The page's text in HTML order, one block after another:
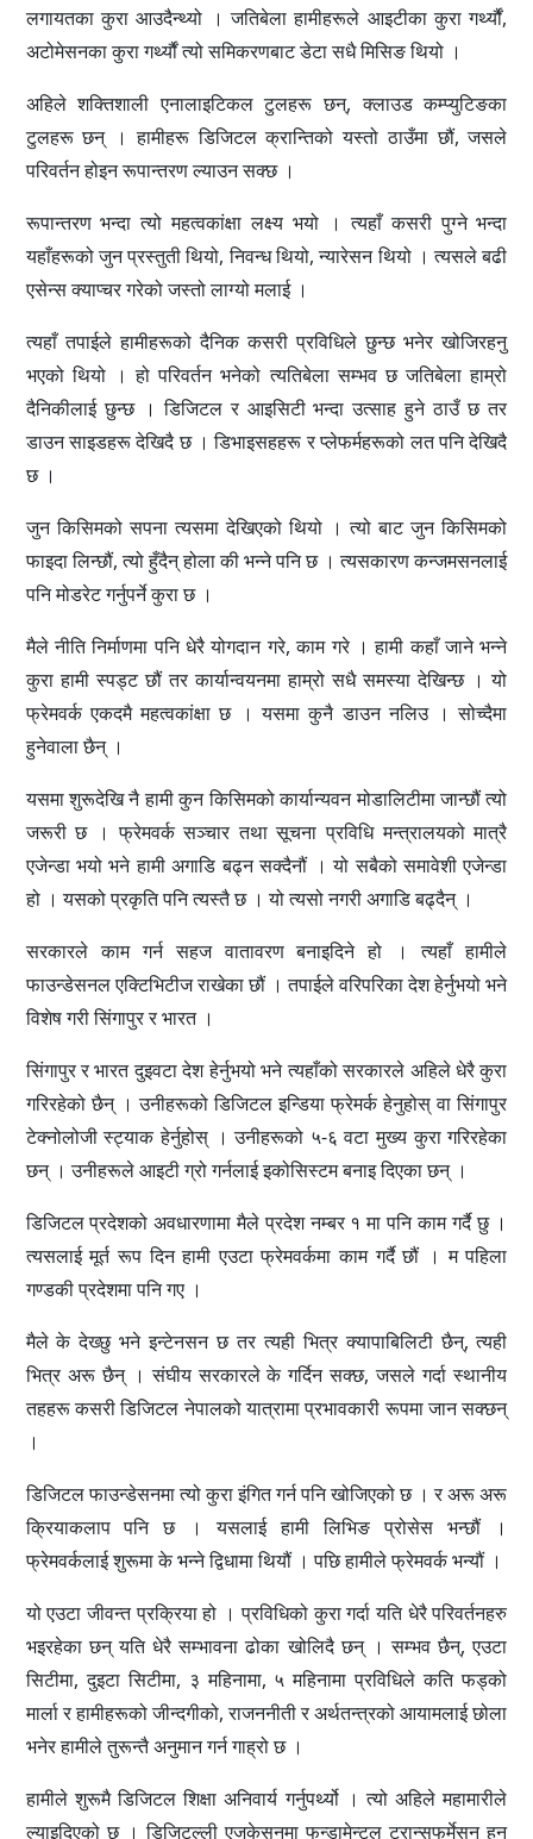
लगायतका कुरा आउदैन्थ्यो । जतिबेला हामीहरूले आइटीका कुरा गर्थ्यौं,
अटोमेसनका कुरा गर्थ्यौं त्यो समिकरणबाट डेटा सधै मिसिङ थियो ।
अहिले शक्तिशाली एनालाइटिकल टुलहरू छन्, क्लाउड कम्प्युटिङका
टुलहरू छन् । हामीहरू डिजिटल क्रान्तिको यस्तो ठाउँमा छौं, जसले
परिवर्तन होइन रूपान्तरण ल्याउन सक्छ ।
रूपान्तरण भन्दा त्यो महत्वकांक्षा लक्ष्य भयो । त्यहाँ कसरी पुग्ने भन्दा
यहाँहरूको जुन प्रस्तुती थियो, निवन्ध थियो, न्यारेसन थियो । त्यसले बढी
एसेन्स क्याप्चर गरेको जस्तो लाग्यो मलाई ।
त्यहाँ तपाईले हामीहरूको दैनिक कसरी प्रविधिले छुन्छ भनेर खोजिरहनु
भएको थियो । हो परिवर्तन भनेको त्यतिबेला सम्भव छ जतिबेला हाम्रो
दैनिकीलाई छुन्छ । डिजिटल र आइसिटी भन्दा उत्साह हुने ठाउँ छ तर
डाउन साइडहरू देखिदै छ । डिभाइसहहरू र प्लेफर्महरूको लत पनि देखिदै
छ ।
जुन किसिमको सपना त्यसमा देखिएको थियो । त्यो बाट जुन किसिमको
फाइदा लिन्छौं, त्यो हुँदैन् होला की भन्ने पनि छ । त्यसकारण कन्जमसनलाई
पनि मोडरेट गर्नुपर्ने कुरा छ ।
मैले नीति निर्माणमा पनि धेरै योगदान गरे, काम गरे । हामी कहाँ जाने भन्ने
कुरा हामी स्पड्ट छौं तर कार्यान्वयनमा हाम्रो सधै समस्या देखिन्छ । यो
फ्रेमवर्क एकदमै महत्वकांक्षा छ । यसमा कुनै डाउन नलिउ । सोच्दैमा
हुनेवाला छैन् ।
यसमा शुरूदेखि नै हामी कुन किसिमको कार्यान्यवन मोडालिटीमा जान्छौं त्यो
जरूरी छ । फ्रेमवर्क सञ्चार तथा सूचना प्रविधि मन्त्रालयको मात्रै
एजेन्डा भयो भने हामी अगाडि बढ्न सक्दैनौं । यो सबैको समावेशी एजेन्डा
हो । यसको प्रकृति पनि त्यस्तै छ । यो त्यसो नगरी अगाडि बढ्दैन् ।
सरकारले काम गर्न सहज वातावरण बनाइदिने हो । त्यहाँ हामीले
फाउन्डेसनल एक्टिभिटीज राखेका छौं । तपाईले वरिपरिका देश हेर्नुभयो भने
विशेष गरी सिंगापुर र भारत ।
सिंगापुर र भारत दुइवटा देश हेर्नुभयो भने त्यहाँको सरकारले अहिले धेरै कुरा
गरिरहेको छैन् । उनीहरूको डिजिटल इन्डिया फ्रेमर्क हेनुहोस् वा सिंगापुर
टेक्नोलोजी स्ट्याक हेर्नुहोस् । उनीहरूको ५-६ वटा मुख्य कुरा गरिरहेका
छन् । उनीहरूले आइटी ग्रो गर्नलाई इकोसिस्टम बनाइ दिएका छन् ।
डिजिटल प्रदेशको अवधारणामा मैले प्रदेश नम्बर १ मा पनि काम गर्दै छु ।
त्यसलाई मूर्त रूप दिन हामी एउटा फ्रेमवर्कमा काम गर्दै छौं । म पहिला
गण्डकी प्रदेशमा पनि गए ।
मैले के देख्छु भने इन्टेनसन छ तर त्यही भित्र क्यापाबिलिटी छैन्, त्यही
भित्र अरू छैन् । संघीय सरकारले के गर्दिन सक्छ, जसले गर्दा स्थानीय
तहहरू कसरी डिजिटल नेपालको यात्रामा प्रभावकारी रूपमा जान सक्छन्
।
डिजिटल फाउन्डेसनमा त्यो कुरा इंगित गर्न पनि खोजिएको छ । र अरू अरू
क्रियाकलाप पनि छ । यसलाई हामी लिभिङ प्रोसेस भन्छौं ।
फ्रेमवर्कलाई शुरूमा के भन्ने द्विधामा थियौं । पछि हामीले फ्रेमवर्क भन्यौं ।
यो एउटा जीवन्त प्रक्रिया हो । प्रविधिको कुरा गर्दा यति धेरै परिवर्तनहरु
भइरहेका छन् यति धेरै सम्भावना ढोका खोलिदै छन् । सम्भव छैन्, एउटा
सिटीमा, दुइटा सिटीमा, ३ महिनामा, ५ महिनामा प्रविधिले कति फड्को
मार्ला र हामीहरूको जीन्दगीको, राजननीती र अर्थतन्त्रको आयामलाई छोला
भनेर हामीले तुरून्तै अनुमान गर्न गाह्रो छ ।
हामीले शुरूमै डिजिटल शिक्षा अनिवार्य गर्नुपर्थ्यो । त्यो अहिले महामारीले
ल्याइदिएको छ । डिजिटल्ली एजुकेसनमा फन्डामेन्टल ट्रान्सफर्मेसन हुन